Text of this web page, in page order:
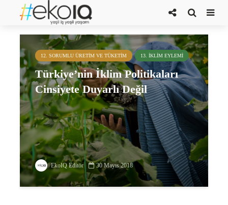
iklim değişikliği ve kadın
12. SORUMLU ÜRETIM VE TÜKETIM 13. İKLIM EYLEMI
Türkiye’nin İklim Politikaları
Cinsiyete Duyarlı Değil
EkoIQ Editör 30 Mayıs 2018